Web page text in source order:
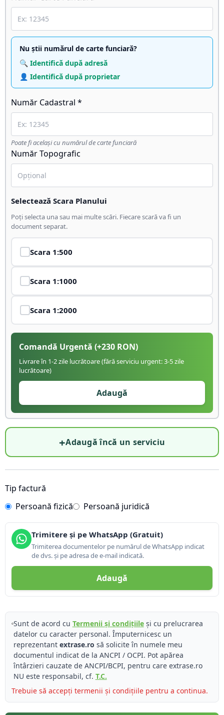
Nu știi numărul de carte funciară?
🔍 Identifică după adresă
👤 Identifică după proprietar
Număr Cadastral *
Poate fi același cu numărul de carte funciară
Număr Topografic
Selectează Scara Planului
Poți selecta una sau mai multe scări. Fiecare scară va fi un
document separat.
Scara 1:500
Scara 1:1000
Scara 1:2000
Comandă Urgentă (+230 RON)
Livrare în 1-2 zile lucrătoare (fără serviciu urgent: 3-5 zile
lucrătoare)
Adaugă
+Adaugă încă un serviciu
Tip factură
Persoană fizică
Persoană juridică
Trimitere și pe WhatsApp (Gratuit)
Trimiterea documentelor pe numărul de WhatsApp indicat
de dvs. și pe adresa de e-mail indicată.
Adaugă
Sunt de acord cu Termenii și condițiileși cu prelucrarea
datelor cu caracter personal. Împuternicesc un
reprezentant extrase.ro să solicite în numele meu
documentul indicat de la ANCPI / OCPI. Pot apărea
întârzieri cauzate de ANCPI/BCPI, pentru care extrase.ro
NU este responsabil, cf. T.C.
Trebuie să accepți termenii și condițiile pentru a continua.